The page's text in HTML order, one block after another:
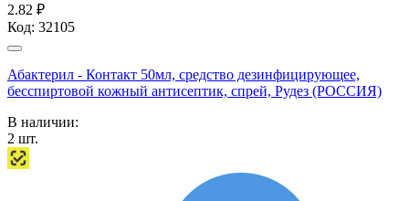
2.82 ₽
Код: 32105
Абактерил - Контакт 50мл, средство дезинфицирующее,
бесспиртовой кожный антисептик, спрей, Рудез (РОССИЯ)
В наличии:
2 шт.